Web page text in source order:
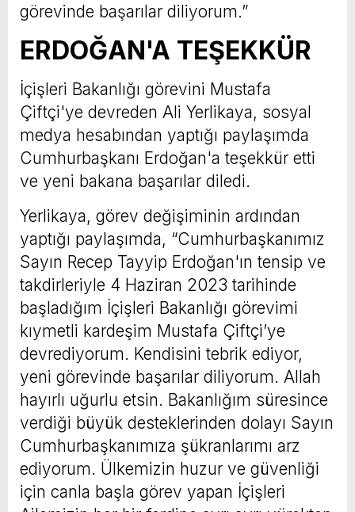
görevinde başarılar diliyorum.”
ERDOĞAN'A TEŞEKKÜR
İçişleri Bakanlığı görevini Mustafa
Çiftçi'ye devreden Ali Yerlikaya, sosyal
medya hesabından yaptığı paylaşımda
Cumhurbaşkanı Erdoğan'a teşekkür etti
ve yeni bakana başarılar diledi.
Yerlikaya, görev değişiminin ardından
yaptığı paylaşımda, “Cumhurbaşkanımız
Sayın Recep Tayyip Erdoğan'ın tensip ve
takdirleriyle 4 Haziran 2023 tarihinde
başladığım İçişleri Bakanlığı görevimi
kıymetli kardeşim Mustafa Çiftçi’ye
devrediyorum. Kendisini tebrik ediyor,
yeni görevinde başarılar diliyorum. Allah
hayırlı uğurlu etsin. Bakanlığım süresince
verdiği büyük desteklerinden dolayı Sayın
Cumhurbaşkanımıza şükranlarımı arz
ediyorum. Ülkemizin huzur ve güvenliği
için canla başla görev yapan İçişleri